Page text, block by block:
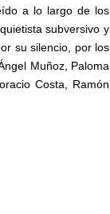
a lo largo de los
subversivo y
su silencio, por los
Muñoz, Paloma
Costa, Ramón